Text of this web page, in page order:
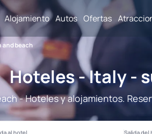
Alojamiento Autos Ofertas
and beach
Hoteles - Italy -
- Hoteles y alojamientos.